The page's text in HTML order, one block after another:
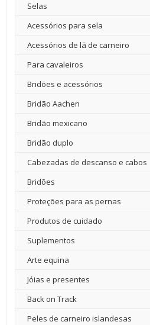
Selas
Acessórios para sela
Acessórios de lã de carneiro
Para cavaleiros
Bridões e acessórios
Bridão Aachen
Bridão mexicano
Bridão duplo
Cabezadas de descanso e cabos
Bridões
Proteções para as pernas
Produtos de cuidado
Suplementos
Arte equina
Jóias e presentes
Back on Track
Peles de carneiro islandesas